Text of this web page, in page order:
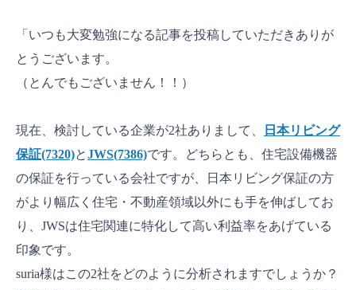
「いつも大変勉強になる記事を投稿していただきありが
とうございます。
（とんでもございません！！）
現在、検討している企業が2社ありまして、
日本リビング
保証(7320)とJWS(7386)です。どちらとも、住宅設備機器
の保証を行っている会社ですが、日本リビング保証の方
がより幅広く住宅・不動産領域以外にも手を伸ばしてお
り、JWSは住宅関連に特化して高い利益率をあげている
印象です。
suria様はこの2社をどのように分析されますでしょうか？